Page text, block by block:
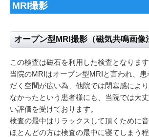
MRI撮影
オープン型MRI撮影（磁気共鳴画像
この検査は磁石を利用した検査となります
当院のMRIはオープン型MRIと言われ、患
だく空間が広い為、他院では閉塞感によ
なかったという患者様にも、当院では大
い評価を受けております。
検査の最中はリラックスして頂くために音
ほとんどの方は検査の最中に寝てしまう程